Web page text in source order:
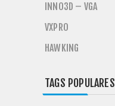
INNO3D – VGA
VXPRO
HAWKING
TAGS POPULARES